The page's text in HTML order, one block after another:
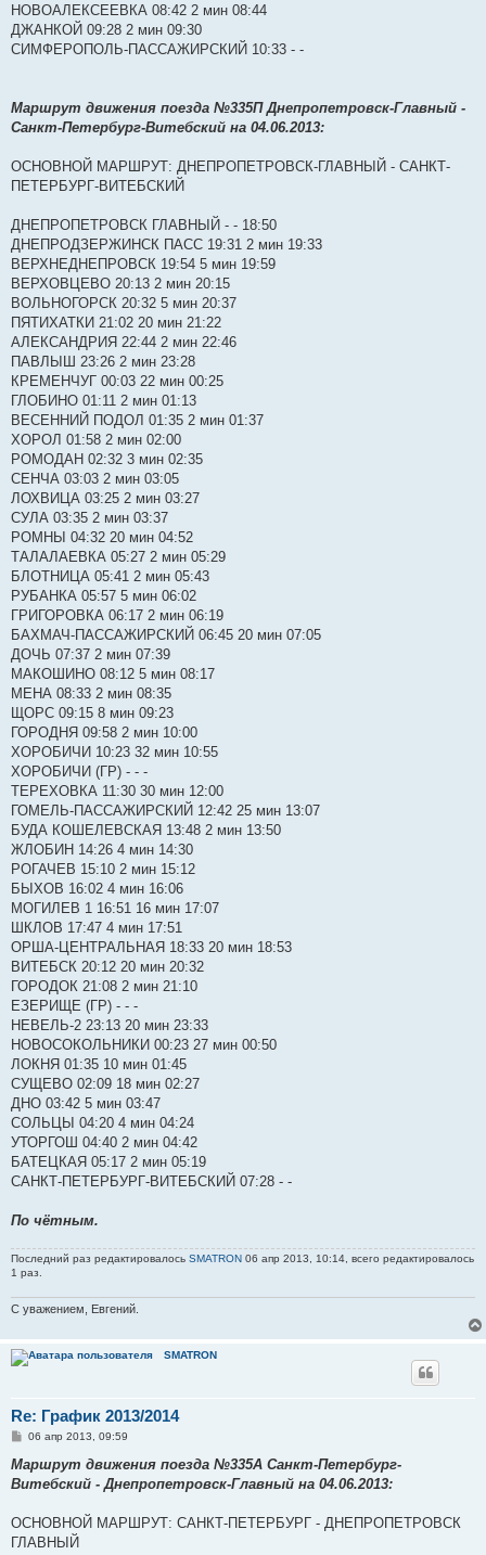
НОВОАЛЕКСЕЕВКА 08:42 2 мин 08:44
ДЖАНКОЙ 09:28 2 мин 09:30
СИМФЕРОПОЛЬ-ПАССАЖИРСКИЙ 10:33 - -
Маршрут движения поезда №335П Днепропетровск-Главный -
Санкт-Петербург-Витебский на 04.06.2013:
ОСНОВНОЙ МАРШРУТ: ДНЕПРОПЕТРОВСК-ГЛАВНЫЙ - САНКТ-
ПЕТЕРБУРГ-ВИТЕБСКИЙ
ДНЕПРОПЕТРОВСК ГЛАВНЫЙ - - 18:50
ДНЕПРОДЗЕРЖИНСК ПАСС 19:31 2 мин 19:33
ВЕРХНЕДНЕПРОВСК 19:54 5 мин 19:59
ВЕРХОВЦЕВО 20:13 2 мин 20:15
ВОЛЬНОГОРСК 20:32 5 мин 20:37
ПЯТИХАТКИ 21:02 20 мин 21:22
АЛЕКСАНДРИЯ 22:44 2 мин 22:46
ПАВЛЫШ 23:26 2 мин 23:28
КРЕМЕНЧУГ 00:03 22 мин 00:25
ГЛОБИНО 01:11 2 мин 01:13
ВЕСЕННИЙ ПОДОЛ 01:35 2 мин 01:37
ХОРОЛ 01:58 2 мин 02:00
РОМОДАН 02:32 3 мин 02:35
СЕНЧА 03:03 2 мин 03:05
ЛОХВИЦА 03:25 2 мин 03:27
СУЛА 03:35 2 мин 03:37
РОМНЫ 04:32 20 мин 04:52
ТАЛАЛАЕВКА 05:27 2 мин 05:29
БЛОТНИЦА 05:41 2 мин 05:43
РУБАНКА 05:57 5 мин 06:02
ГРИГОРОВКА 06:17 2 мин 06:19
БАХМАЧ-ПАССАЖИРСКИЙ 06:45 20 мин 07:05
ДОЧЬ 07:37 2 мин 07:39
МАКОШИНО 08:12 5 мин 08:17
МЕНА 08:33 2 мин 08:35
ЩОРС 09:15 8 мин 09:23
ГОРОДНЯ 09:58 2 мин 10:00
ХОРОБИЧИ 10:23 32 мин 10:55
ХОРОБИЧИ (ГР) - - -
ТЕРЕХОВКА 11:30 30 мин 12:00
ГОМЕЛЬ-ПАССАЖИРСКИЙ 12:42 25 мин 13:07
БУДА КОШЕЛЕВСКАЯ 13:48 2 мин 13:50
ЖЛОБИН 14:26 4 мин 14:30
РОГАЧЕВ 15:10 2 мин 15:12
БЫХОВ 16:02 4 мин 16:06
МОГИЛЕВ 1 16:51 16 мин 17:07
ШКЛОВ 17:47 4 мин 17:51
ОРША-ЦЕНТРАЛЬНАЯ 18:33 20 мин 18:53
ВИТЕБСК 20:12 20 мин 20:32
ГОРОДОК 21:08 2 мин 21:10
ЕЗЕРИЩЕ (ГР) - - -
НЕВЕЛЬ-2 23:13 20 мин 23:33
НОВОСОКОЛЬНИКИ 00:23 27 мин 00:50
ЛОКНЯ 01:35 10 мин 01:45
СУЩЕВО 02:09 18 мин 02:27
ДНО 03:42 5 мин 03:47
СОЛЬЦЫ 04:20 4 мин 04:24
УТОРГОШ 04:40 2 мин 04:42
БАТЕЦКАЯ 05:17 2 мин 05:19
САНКТ-ПЕТЕРБУРГ-ВИТЕБСКИЙ 07:28 - -
По чётным.
Последний раз редактировалось SMATRON 06 апр 2013, 10:14, всего редактировалось
1 раз.
С уважением, Евгений.
SMATRON
Re: График 2013/2014
С
о
б
щ
и
е
06 апр 2013, 09:59
Маршрут движения поезда №335А Санкт-Петербург-
Витебский - Днепропетровск-Главный на 04.06.2013:
ОСНОВНОЙ МАРШРУТ: САНКТ-ПЕТЕРБУРГ - ДНЕПРОПЕТРОВСК
ГЛАВНЫЙ